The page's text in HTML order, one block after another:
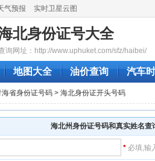
气预报 实时卫星云图
北身份证号大全
询网址：http://www.uphuket.com/sfz/haibei/
地图大全 油价查询 汽车
海省身份证号码 > 海北身份证开头号码
海北州身份证号码和真实姓名查
* 必填,输